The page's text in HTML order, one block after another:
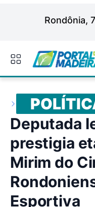
Rondônia,
Deputada
prestigia
Mirim do
Esportiva